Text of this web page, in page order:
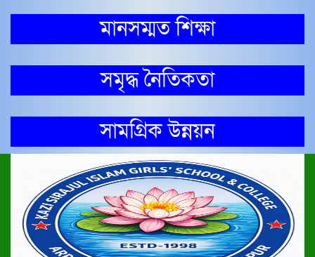
মানসম্মত শিক্ষা
সমৃদ্ধ নৈতিকতা
সামগ্রিক উন্নয়ন